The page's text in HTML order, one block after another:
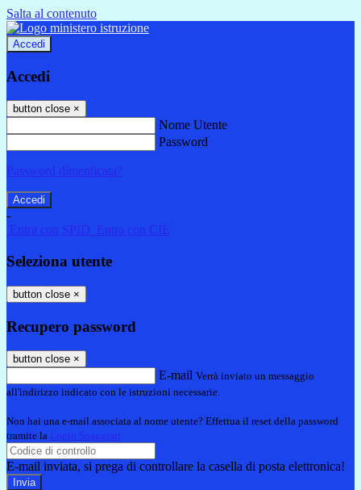
Salta al contenuto
Accedi
Accedi
button close ×
Nome Utente
Password
Password dimenticata?
-
Entra con SPID
Entra con CIE
Seleziona utente
button close ×
Recupero password
button close ×
E-mail Verrà inviato un messaggio
all'indirizzo indicato con le istruzioni necessarie.
Non hai una e-mail associata al nome utente? Effettua il reset della password
tramite la Login Spaggiari
E-mail inviata, si prega di controllare la casella di posta elettronica!